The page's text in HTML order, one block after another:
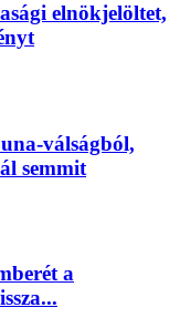
elnökjelöltet,
válságból,
semmit
a